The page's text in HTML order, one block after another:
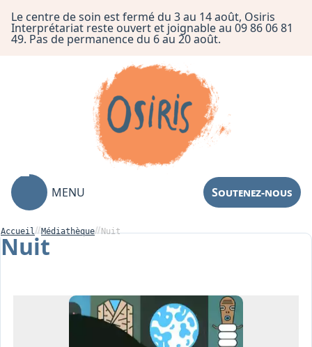
Le centre de soin est fermé du 3 au 14 août, Osiris
Interprétariat reste ouvert et joignable au 09 86 06 81
49. Pas de permanence du 6 au 20 août.
MENU Soutenez-nous
Centre de Soin
Accueil Médiathèque Nuit
Nuit